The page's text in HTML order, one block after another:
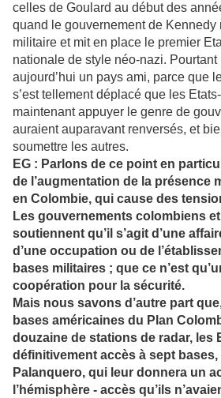
celles de Goulard au début des
quand le gouvernement de Kennedy
militaire et mit en place le premier
nationale de style néo-nazi. Pourtant
aujourd’hui un pays ami, parce que
s’est tellement déplacé que les
maintenant appuyer le genre de
auraient auparavant renversés, et
soumettre les autres.
EG : Parlons de ce point en
de l’augmentation de la présence
en Colombie, qui cause des
Les gouvernements colombiens
soutiennent qu’il s’agit d’une
d’une occupation ou de
bases militaires ; que ce n’est
coopération pour la sécurité.
Mais nous savons d’autre part
bases américaines du Plan
douzaine de stations de radar, les
définitivement accès à sept bases,
Palanquero, qui leur donnera un
l’hémisphère - accès qu’ils